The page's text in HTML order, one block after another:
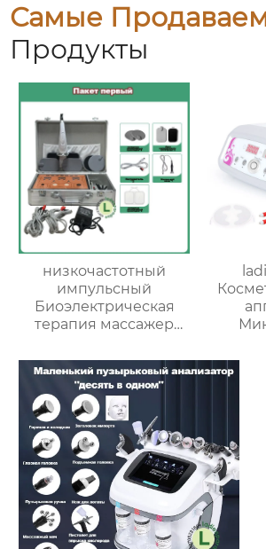
Самые
Продукты
низкочастотный
импульсный
Биоэлектрическая
терапия массажер
формирования
фигуры и
расслабления
меридианов AM-A02